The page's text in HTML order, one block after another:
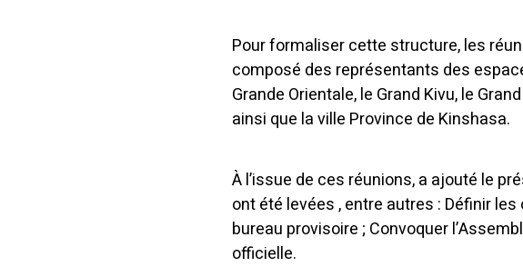
Pour formaliser cette structure, les
composé des représentants des
Grande Orientale, le Grand Kivu, le
ainsi que la ville Province de Kinshasa.
À l’issue de ces réunions, a ajouté le
ont été levées , entre autres : Définir
bureau provisoire ; Convoquer
officielle.